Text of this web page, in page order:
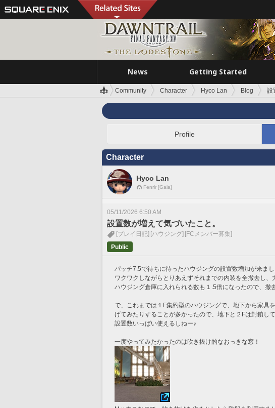
News Getting Started
Community Character Hyco Lan Blog 設
Profile
Character
Hyco Lan
Fenrir [Gaia]
05/11/2026 6:50 AM
設置数が増えて気づいたこと。
[プレイ日記] [ハウジング] [FCメンバー募集]
Public
パッチ7.5で待ちに待ったハウジングの設置数増加が来まし
ワクワクしながらとりあえずそれまでの内装を全撤去し、
ハウジング倉庫に入れられる数も１.5倍になったので、撤
で、これまでは１F集約型のハウジングで、地下から家具
げてみたりすることが多かったので、地下と２Fは封鎖し
設置数いっぱい使えるしねー♪
一度やってみたかったのは吹き抜け的なおっきな窓！